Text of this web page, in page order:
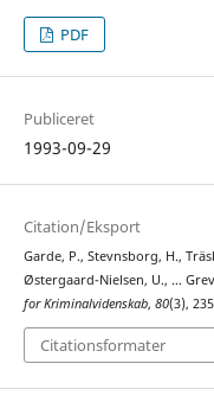
PDF
Publiceret
1993-09-29
Citation/Eksport
Garde, P., Stevnsborg, H.,
Østergaard-Nielsen, U., …
for Kriminalvidenskab, 80(3),
Citationsformater